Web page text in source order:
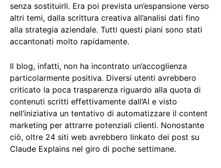
senza sostituirli. Era poi prevista un’espansione verso
altri temi, dalla scrittura creativa all’analisi dati fino
alla strategia aziendale. Tutti questi piani sono stati
accantonati molto rapidamente.
Il blog, infatti, non ha incontrato un’accoglienza
particolarmente positiva. Diversi utenti avrebbero
criticato la poca trasparenza riguardo alla quota di
contenuti scritti effettivamente dall’AI e visto
nell’iniziativa un tentativo di automatizzare il content
marketing per attrarre potenziali clienti. Nonostante
ciò, oltre 24 siti web avrebbero linkato dei post su
Claude Explains nel giro di poche settimane.